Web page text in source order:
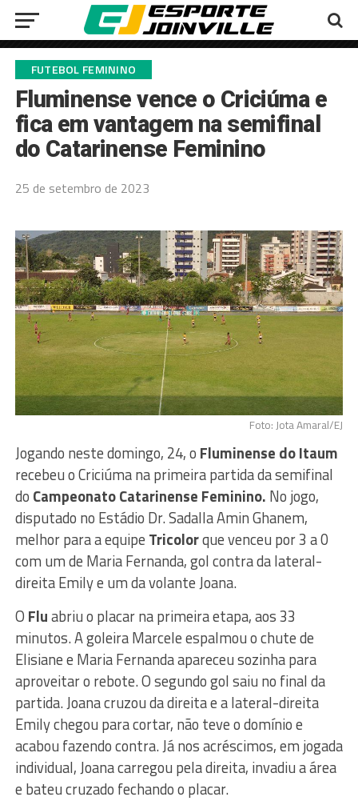
FUTEBOL FEMININO
Fluminense vence o Criciúma e
fica em vantagem na semifinal
do Catarinense Feminino
25 de setembro de 2023
Foto: Jota Amaral/EJ
Jogando neste domingo, 24, o Fluminense do Itaum
recebeu o Criciúma na primeira partida da semifinal
do Campeonato Catarinense Feminino. No jogo,
disputado no Estádio Dr. Sadalla Amin Ghanem,
melhor para a equipe Tricolorque venceu por 3 a 0
com um de Maria Fernanda, gol contra da lateral-
direita Emily e um da volante Joana.
O Fluabriu o placar na primeira etapa, aos 33
minutos. A goleira Marcele espalmou o chute de
Elisiane e Maria Fernanda apareceu sozinha para
aproveitar o rebote. O segundo gol saiu no final da
partida. Joana cruzou da direita e a lateral-direita
Emily chegou para cortar, não teve o domínio e
acabou fazendo contra. Já nos acréscimos, em jogada
individual, Joana carregou pela direita, invadiu a área
e bateu cruzado fechando o placar.